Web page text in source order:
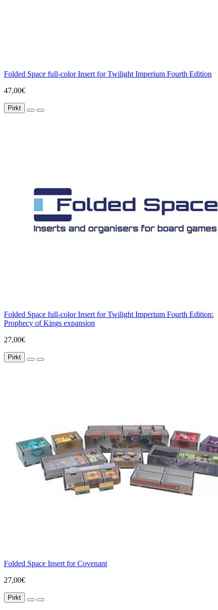
Folded Space full-color Insert for Twilight Imperium Fourth Edition
47,00€
Pirkt
Folded Space full-color Insert for Twilight Imperium Fourth Edition:
Prophecy of Kings expansion
27,00€
Pirkt
Folded Space Insert for Covenant
27,00€
Pirkt